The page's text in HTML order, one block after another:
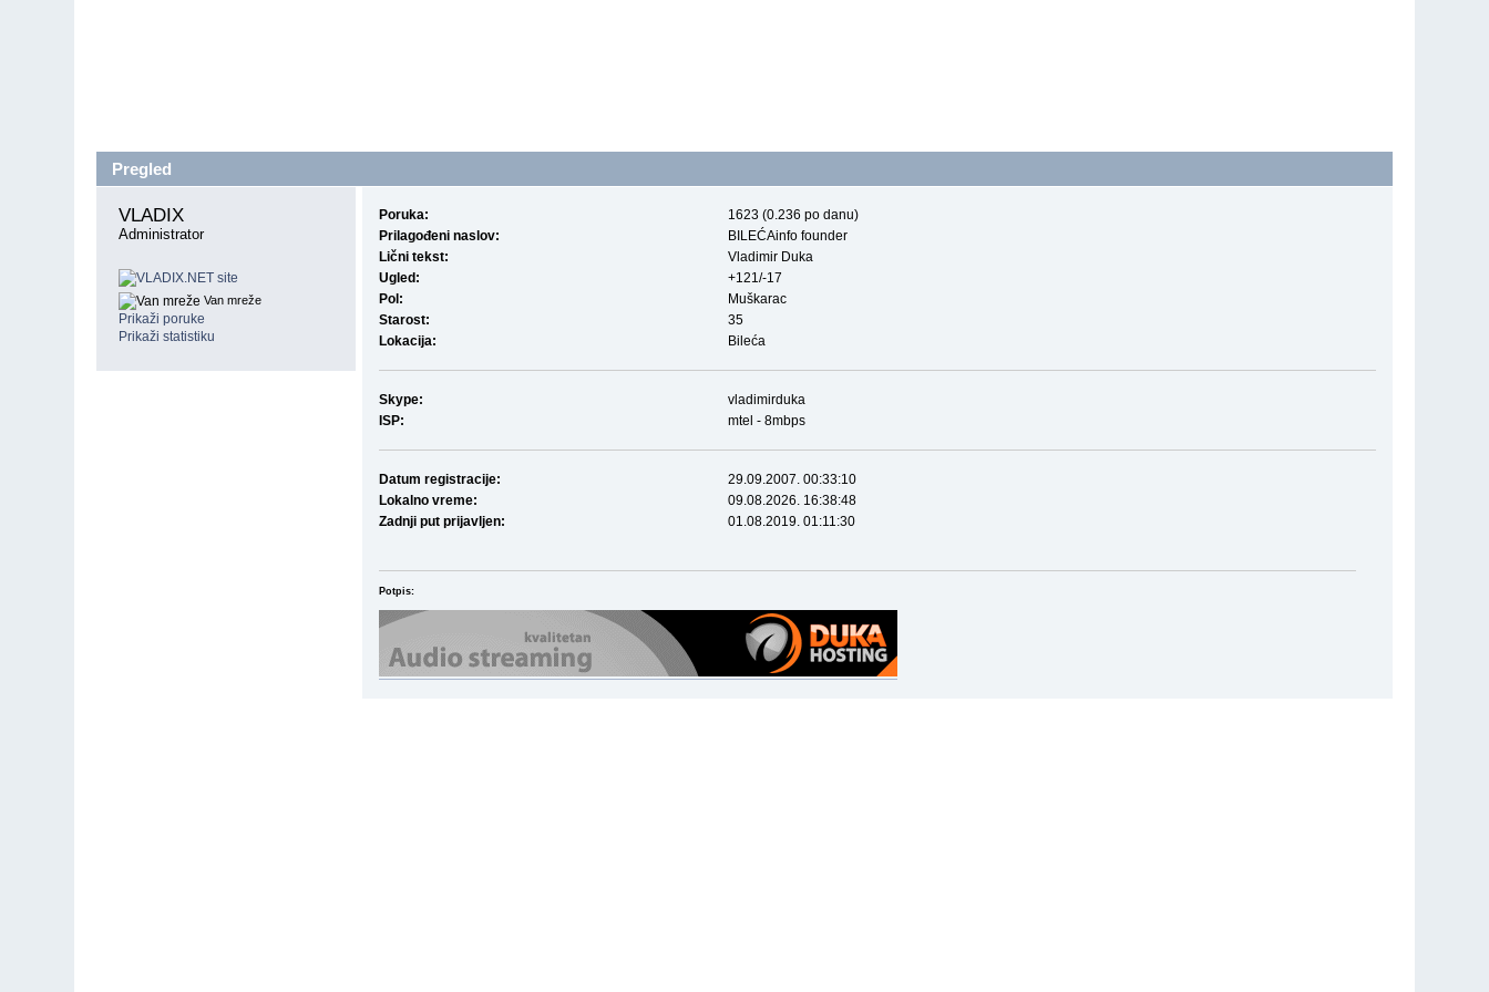
Pregled
VLADIX
Administrator
Van mreže
Prikaži poruke
Prikaži statistiku
Poruka:
1623 (0.236 po danu)
Prilagođeni naslov:
BILEĆAinfo founder
Lični tekst:
Vladimir Duka
Ugled:
+121/-17
Pol:
Muškarac
Starost:
35
Lokacija:
Bileća
Skype:
vladimirduka
ISP:
mtel - 8mbps
Datum registracije:
29.09.2007. 00:33:10
Lokalno vreme:
09.08.2026. 16:38:48
Zadnji put prijavljen:
01.08.2019. 01:11:30
Potpis: